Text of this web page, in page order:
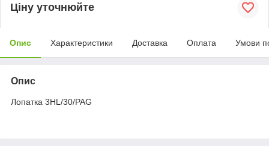
Ціну уточнюйте
Опис Характеристики Доставка Оплата Умови
Опис
Лопатка 3HL/30/PAG